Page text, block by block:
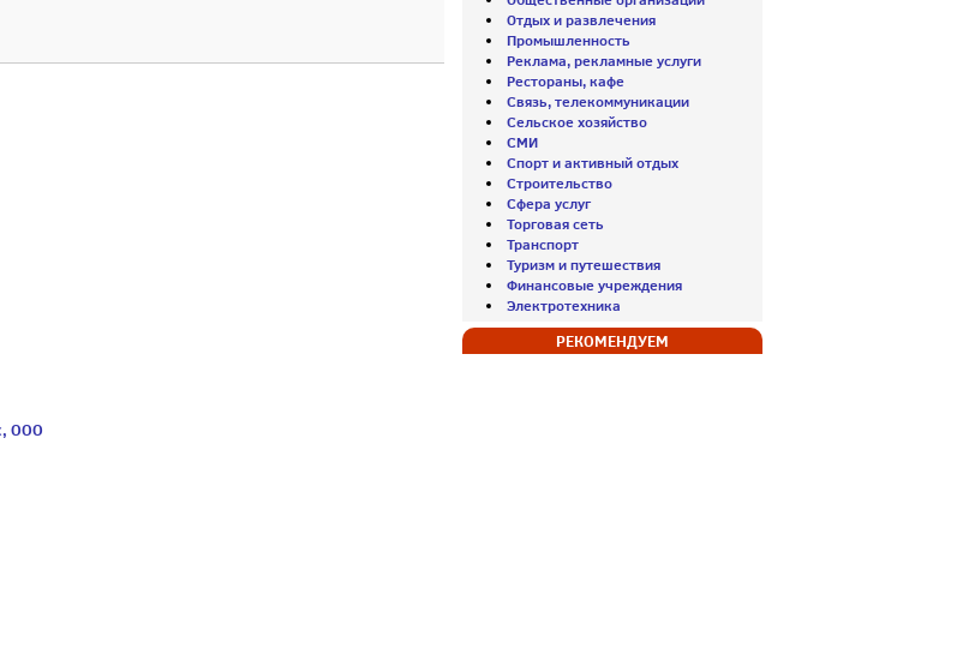
ООО
Отдых и развлечения
Промышленность
Реклама, рекламные услуги
Рестораны, кафе
Связь, телекоммуникации
Сельское хозяйство
СМИ
Спорт и активный отдых
Строительство
Сфера услуг
Торговая сеть
Транспорт
Туризм и путешествия
Финансовые учреждения
Электротехника
РЕКОМЕНДУЕМ